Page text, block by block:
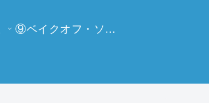
⑨ベイクオフ・ソーイングビー